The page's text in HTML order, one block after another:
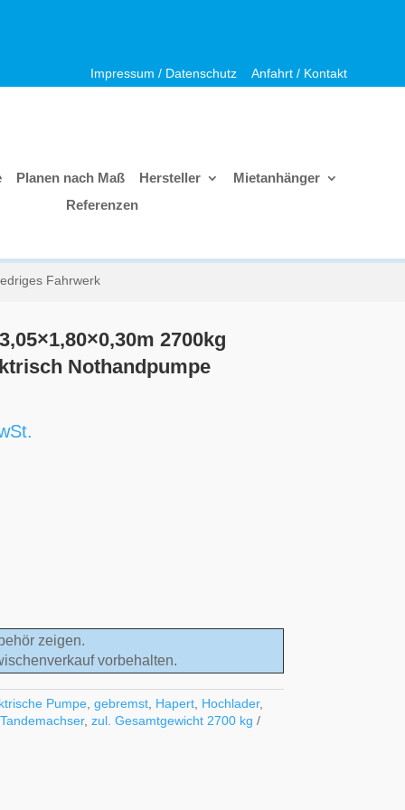
Impressum / Datenschutz Anfahrt / Kontakt
Planen nach Maß Hersteller
Mietanhänger
Referenzen
Fahrwerk
2700kg
Nothandpumpe
zeigen.
vorbehalten.
Pumpe ,gebremst Hapert Hochlader,
Tandemachser,zul. Gesamtgewicht 2700 kg